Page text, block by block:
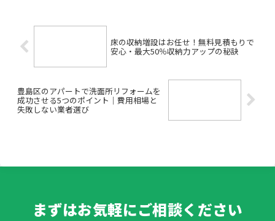
床の収納増設はお任せ！無料見積もりで
安心・最大50％収納力アップの秘訣
豊島区のアパートで洗面所リフォームを
成功させる5つのポイント｜費用相場と
失敗しない業者選び
まずはお気軽にご相談ください